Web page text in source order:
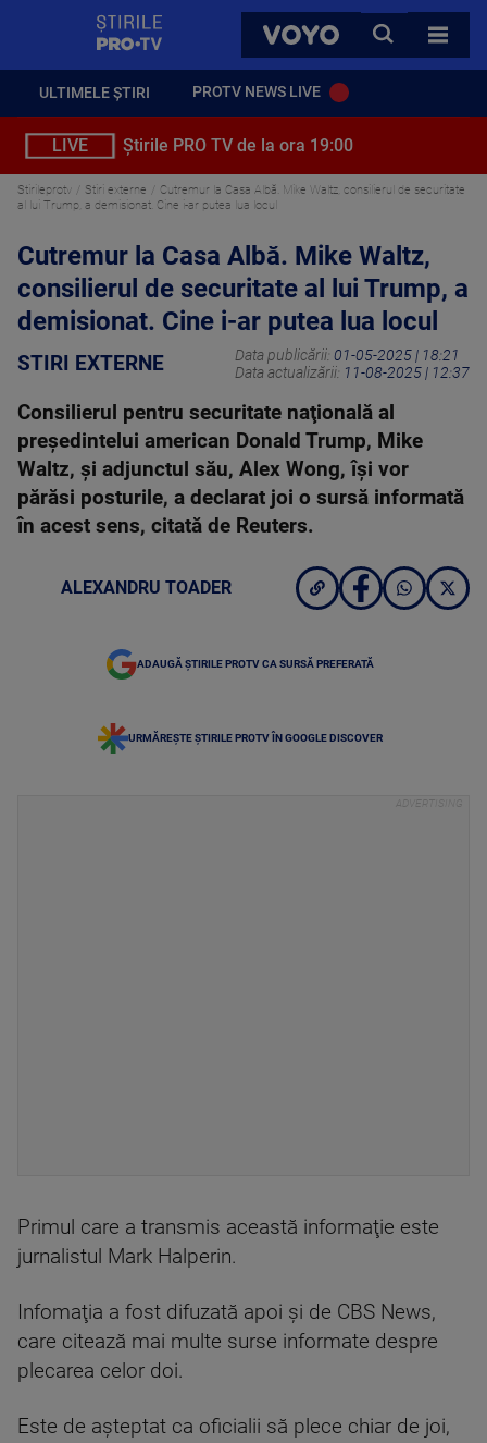
VOYO
CAUTA
TOATE
ULTIMELE ȘTIRI PROTV NEWS LIVE
LIVE Știrile PRO TV de la ora 19:00
Stirileprotv Stiri externe
Cutremur la Casa Albă. Mike Waltz, consilierul de securitate
al lui Trump, a demisionat. Cine i-ar putea lua locul
Cutremur la Casa Albă. Mike Waltz,
consilierul de securitate al lui Trump, a
demisionat. Cine i-ar putea lua locul
STIRI EXTERNE Data publicării: 01-05-2025 | 18:21
Data actualizării: 11-08-2025 | 12:37
Consilierul pentru securitate naţională al
preşedintelui american Donald Trump, Mike
Waltz, şi adjunctul său, Alex Wong, îşi vor
părăsi posturile, a declarat joi o sursă informată
în acest sens, citată de Reuters.
ALEXANDRU TOADER
ADAUGĂ ȘTIRILE PROTV CA SURSĂ PREFERATĂ
URMĂREȘTE ȘTIRILE PROTV ÎN GOOGLE DISCOVER
Primul care a transmis această informaţie este
jurnalistul Mark Halperin.
Infomaţia a fost difuzată apoi şi de CBS News,
care citează mai multe surse informate despre
plecarea celor doi.
Este de aşteptat ca oficialii să plece chiar de joi,